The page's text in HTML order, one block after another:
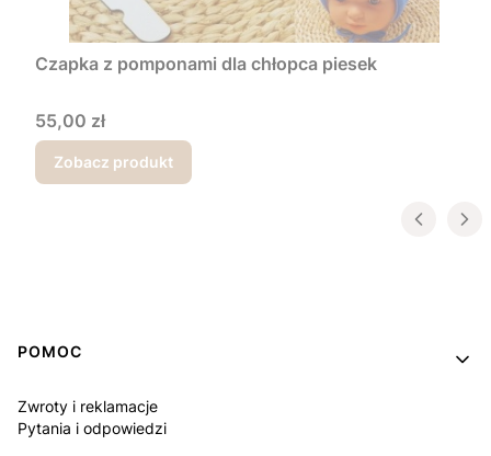
Czapka z pomponami dla chłopca piesek
Cena
55,00 zł
Zobacz produkt
Linki w stopce
POMOC
Zwroty i reklamacje
Pytania i odpowiedzi